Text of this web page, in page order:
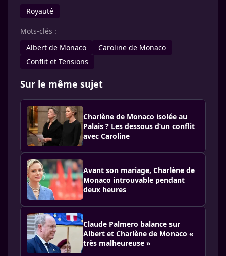
Royauté
Mots-clés :
Albert de Monaco
Caroline de Monaco
Conflit et Tensions
Sur le même sujet
Charlène de Monaco isolée au
Palais ? Les dessous d’un conflit
avec Caroline
Avant son mariage, Charlène de
Monaco introuvable pendant
deux heures
Claude Palmero balance sur
Albert et Charlène de Monaco «
très malheureuse »